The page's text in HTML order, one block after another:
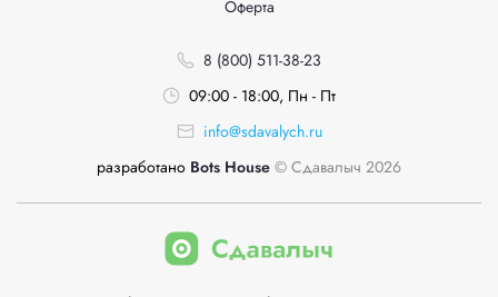
Оферта
8 (800) 511-38-23
09:00 - 18:00, Пн - Пт
info@sdavalych.ru
разработано Bots House © Сдавалыч 2026